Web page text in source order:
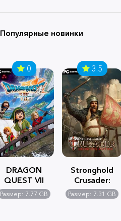
Популярные новинки
0
DRAGON
QUEST VII
Reimagined
Размер: 7.77 GB
3.5
Stronghold
Crusader:
Definitive
Edition
Размер: 7.31 GB